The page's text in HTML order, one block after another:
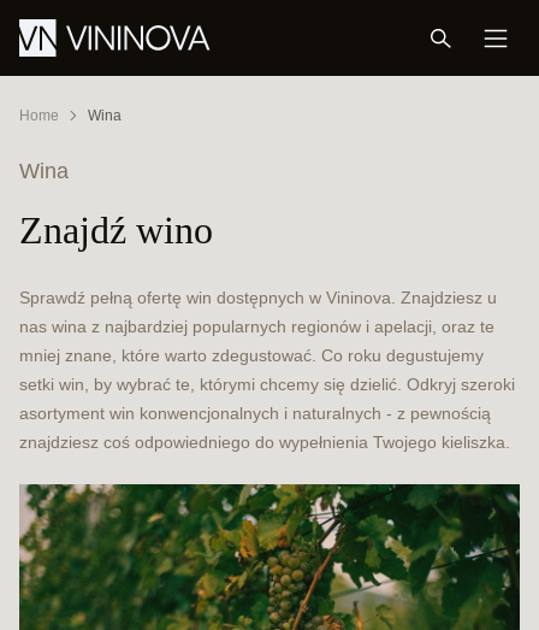
Home Wina
Wina
Znajdź wino
Sprawdź pełną ofertę win dostępnych w Vininova. Znajdziesz u
nas wina z najbardziej popularnych regionów i apelacji, oraz te
mniej znane, które warto zdegustować. Co roku degustujemy
setki win, by wybrać te, którymi chcemy się dzielić. Odkryj szeroki
asortyment win konwencjonalnych i naturalnych - z pewnością
znajdziesz coś odpowiedniego do wypełnienia Twojego kieliszka.